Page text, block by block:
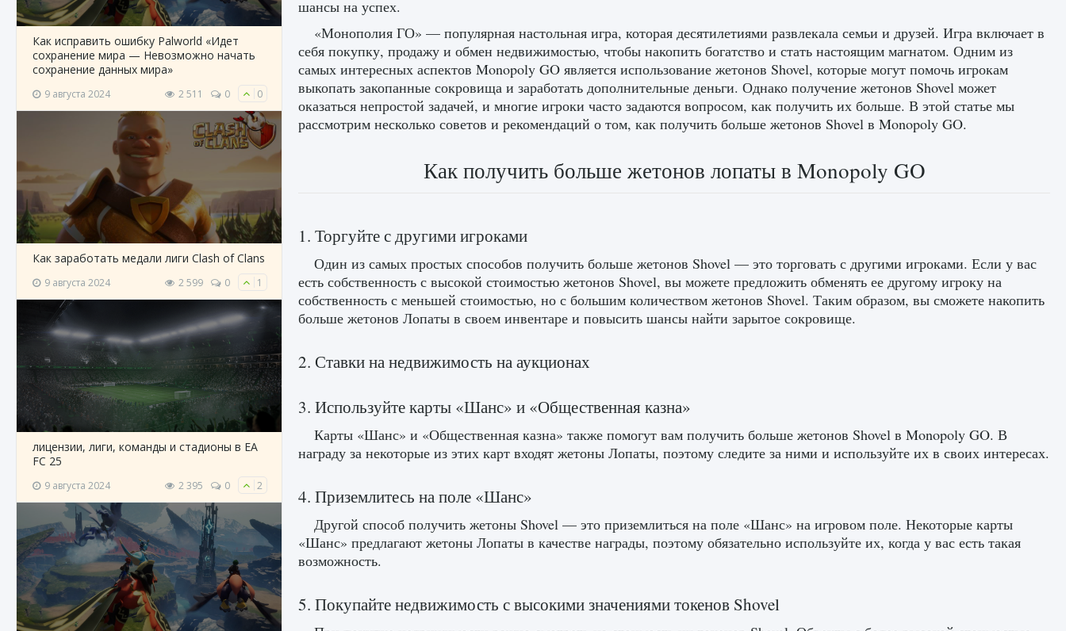
Как исправить ошибку Palworld «Идет
сохранение мира — Невозможно начать
сохранение данных мира»
9 августа 2024 2 511 0 0
Как заработать медали лиги Clash of Clans
9 августа 2024 2 599 0 1
лицензии, лиги, команды и стадионы в EA
FC 25
9 августа 2024 2 395 0 2
шансы на успех.
«Монополия ГО» — популярная настольная игра, которая десятилетиями развлекала семьи и друзей. Игра включает в
себя покупку, продажу и обмен недвижимостью, чтобы накопить богатство и стать настоящим магнатом. Одним из
самых интересных аспектов Monopoly GO является использование жетонов Shovel, которые могут помочь игрокам
выкопать закопанные сокровища и заработать дополнительные деньги. Однако получение жетонов Shovel может
оказаться непростой задачей, и многие игроки часто задаются вопросом, как получить их больше. В этой статье мы
рассмотрим несколько советов и рекомендаций о том, как получить больше жетонов Shovel в Monopoly GO.
Как получить больше жетонов лопаты в Monopoly GO
1. Торгуйте с другими игроками
Один из самых простых способов получить больше жетонов Shovel — это торговать с другими игроками. Если у вас
есть собственность с высокой стоимостью жетонов Shovel, вы можете предложить обменять ее другому игроку на
собственность с меньшей стоимостью, но с большим количеством жетонов Shovel. Таким образом, вы сможете накопить
больше жетонов Лопаты в своем инвентаре и повысить шансы найти зарытое сокровище.
2. Ставки на недвижимость на аукционах
3. Используйте карты «Шанс» и «Общественная казна»
Карты «Шанс» и «Общественная казна» также помогут вам получить больше жетонов Shovel в Monopoly GO. В
награду за некоторые из этих карт входят жетоны Лопаты, поэтому следите за ними и используйте их в своих интересах.
4. Приземлитесь на поле «Шанс»
Другой способ получить жетоны Shovel — это приземлиться на поле «Шанс» на игровом поле. Некоторые карты
«Шанс» предлагают жетоны Лопаты в качестве награды, поэтому обязательно используйте их, когда у вас есть такая
возможность.
5. Покупайте недвижимость с высокими значениями токенов Shovel